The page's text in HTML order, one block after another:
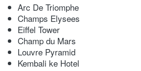
Arc De Triomphe
Champs Elysees
Eiffel Tower
Champ du Mars
Louvre Pyramid
Kembali ke Hotel